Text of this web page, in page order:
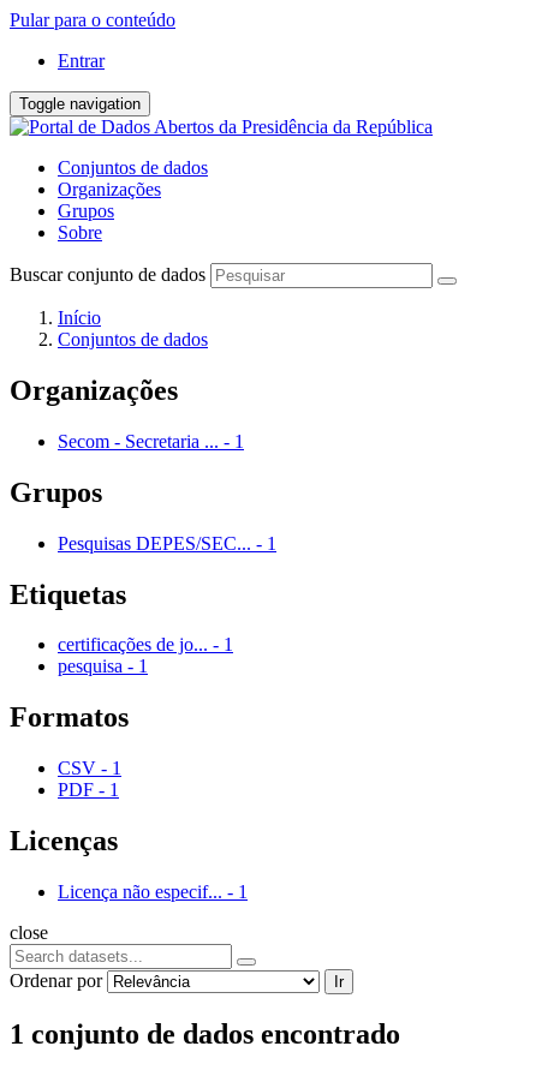
Pular para o conteúdo
Entrar
Toggle navigation
Conjuntos de dados
Organizações
Grupos
Sobre
Buscar conjunto de dados
Início
Conjuntos de dados
Organizações
Secom - Secretaria ... - 1
Grupos
Pesquisas DEPES/SEC... - 1
Etiquetas
certificações de jo... - 1
pesquisa - 1
Formatos
CSV - 1
PDF - 1
Licenças
Licença não especif... - 1
close
Ordenar por Ir
1 conjunto de dados encontrado